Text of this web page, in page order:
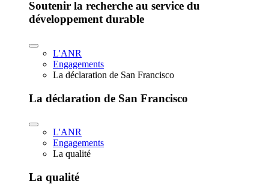
Soutenir la recherche au service du
développement durable
L'ANR
Engagements
La déclaration de San Francisco
La déclaration de San Francisco
L'ANR
Engagements
La qualité
La qualité